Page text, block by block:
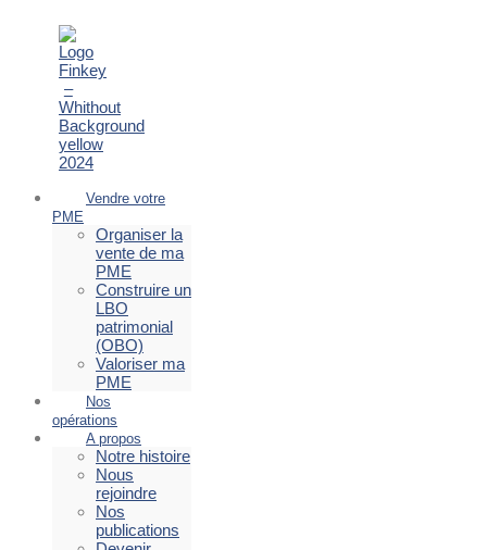
Vendre votre
PME
Organiser la
vente de ma
PME
Construire un
LBO
patrimonial
(OBO)
Valoriser ma
PME
Nos
opérations
A propos
Notre histoire
Nous
rejoindre
Nos
publications